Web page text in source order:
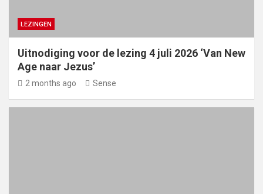
LEZINGEN
Uitnodiging voor de lezing 4 juli 2026 ‘Van New
Age naar Jezus’
2 months ago Sense